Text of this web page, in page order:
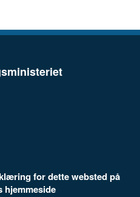
for dette websted på
hjemmeside